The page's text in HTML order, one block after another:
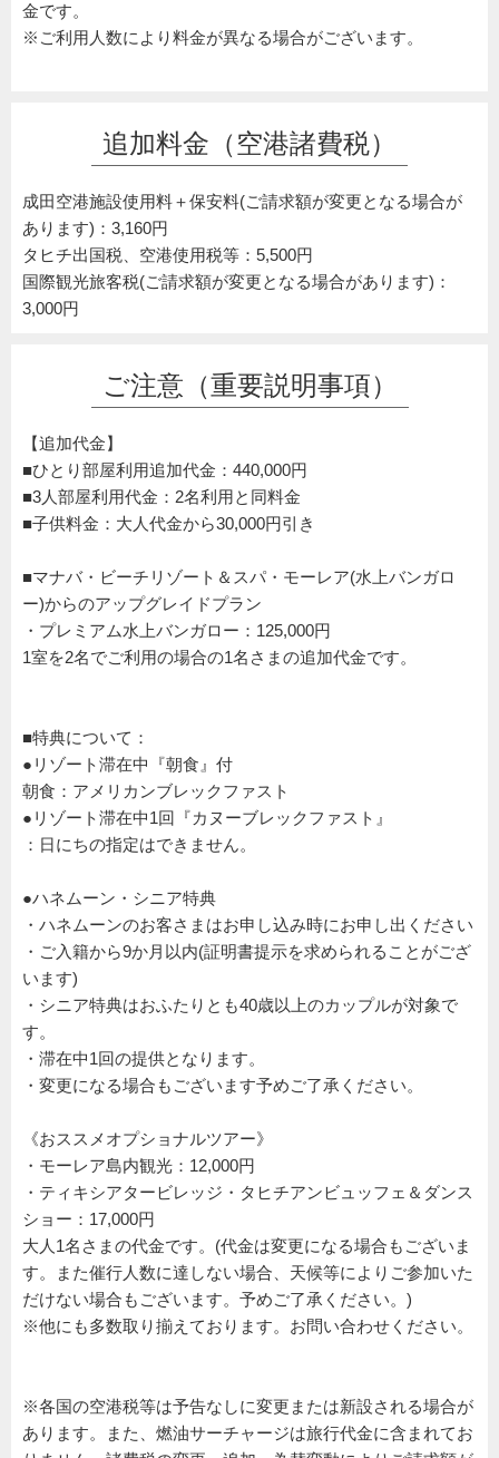
金です。
※ご利用人数により料金が異なる場合がございます。
追加料金（空港諸費税）
成田空港施設使用料＋保安料(ご請求額が変更となる場合が
あります)：3,160円
タヒチ出国税、空港使用税等：5,500円
国際観光旅客税(ご請求額が変更となる場合があります)：
3,000円
ご注意（重要説明事項）
【追加代金】
■ひとり部屋利用追加代金：440,000円
■3人部屋利用代金：2名利用と同料金
■子供料金：大人代金から30,000円引き
■マナバ・ビーチリゾート＆スパ・モーレア(水上バンガロ
ー)からのアップグレイドプラン
・プレミアム水上バンガロー：125,000円
1室を2名でご利用の場合の1名さまの追加代金です。
■特典について：
●リゾート滞在中『朝食』付
朝食：アメリカンブレックファスト
●リゾート滞在中1回『カヌーブレックファスト』
：日にちの指定はできません。
●ハネムーン・シニア特典
・ハネムーンのお客さまはお申し込み時にお申し出ください
・ご入籍から9か月以内(証明書提示を求められることがござ
います)
・シニア特典はおふたりとも40歳以上のカップルが対象で
す。
・滞在中1回の提供となります。
・変更になる場合もございます予めご了承ください。
《おススメオプショナルツアー》
・モーレア島内観光：12,000円
・ティキシアタービレッジ・タヒチアンビュッフェ＆ダンス
ショー：17,000円
大人1名さまの代金です。(代金は変更になる場合もございま
す。また催行人数に達しない場合、天候等によりご参加いた
だけない場合もございます。予めご了承ください。)
※他にも多数取り揃えております。お問い合わせください。
※各国の空港税等は予告なしに変更または新設される場合が
あります。また、燃油サーチャージは旅行代金に含まれてお